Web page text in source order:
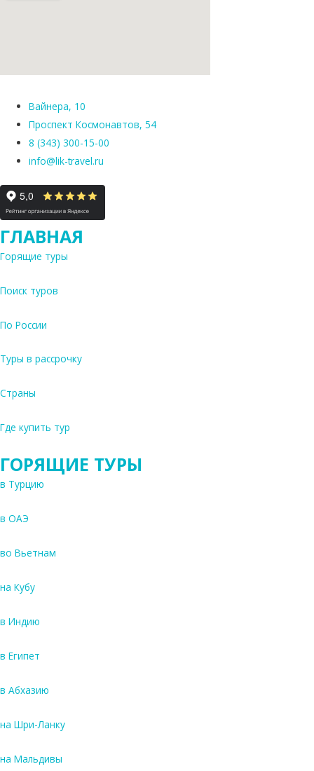
Вайнера, 10
Проспект Космонавтов, 54
8 (343) 300-15-00
info@lik-travel.ru
ГЛАВНАЯ
Горящие туры
Поиск туров
По России
Туры в рассрочку
Страны
Где купить тур
ГОРЯЩИЕ ТУРЫ
в Турцию
в ОАЭ
во Вьетнам
на Кубу
в Индию
в Египет
в Абхазию
на Шри-Ланку
на Мальдивы